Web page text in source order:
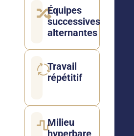
Équipes
successives
alternantes
Travail
répétitif
Milieu